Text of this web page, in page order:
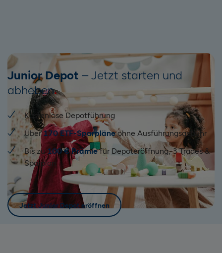
Junior Depot – Jetzt starten und
abheben
Kostenlose Depotführung
Über170 ETF-Sparpläneohne Ausführungsgebühr
Bis zu100 € Prämiefür Depoteröffnung, 3 Trades &
Sparplan
Jetzt Junior Depot eröffnen